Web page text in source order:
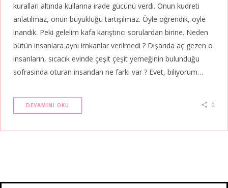
kuralları altında kullarına irade gücünü verdi. Onun kudreti
anlatılmaz, onun büyüklüğü tartışılmaz. Öyle öğrendik, öyle
inandık. Peki gelelim kafa karıştırıcı sorulardan birine. Neden
bütün insanlara aynı imkanlar verilmedi ? Dışarıda aç gezen o
insanların, sıcacık evinde çeşit çeşit yemeğinin bulunduğu
sofrasında oturan insandan ne farkı var ? Evet, biliyorum…
DEVAMINI OKU 0